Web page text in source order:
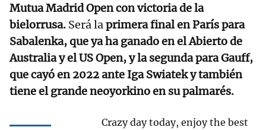
Mutua Madrid Open con victoria de la
bielorrusa. Será laprimera final en París para
Sabalenka, que ya ha ganado en el Abierto de
Australia y el US Open, y la segunda para Gauff,
que cayó en 2022 ante Iga Swiatek y también
tiene el grande neoyorkino en su palmarés.
Crazy day today, enjoy the best